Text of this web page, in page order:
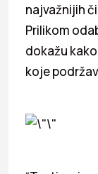
najvažnijih
Prilikom
dokažu
koje